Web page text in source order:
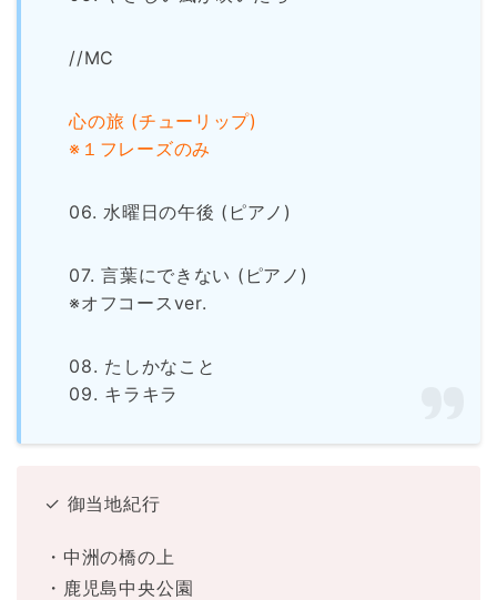
//MC
心の旅 (チューリップ)
※１フレーズのみ
06. 水曜日の午後 (ピアノ)
07. 言葉にできない (ピアノ)
※オフコースver.
08. たしかなこと
09. キラキラ
✓ 御当地紀行
・中洲の橋の上
・鹿児島中央公園